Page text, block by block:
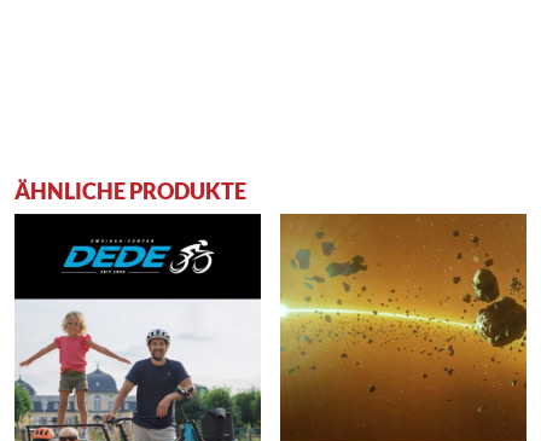
ÄHNLICHE PRODUKTE